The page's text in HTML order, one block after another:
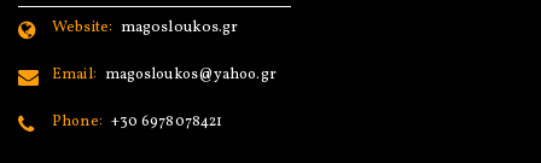
Website: magosloukos.gr
Email: magosloukos@yahoo.gr
Phone: +30 6978078421